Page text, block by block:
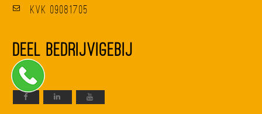
KvK 09081705
Deel BedrijvigeBij